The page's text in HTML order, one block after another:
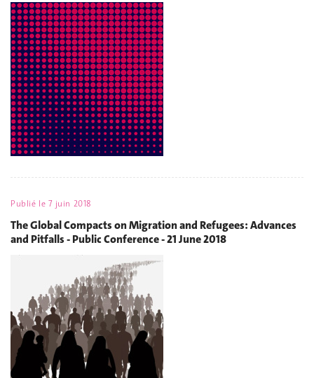
Publié le 7 juin 2018
The Global Compacts on Migration and Refugees: Advances
and Pitfalls - Public Conference - 21 June 2018